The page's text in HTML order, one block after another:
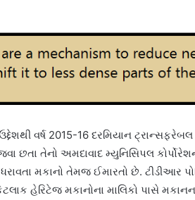
વર્ષ 2015-16 દરમિયાન
છતા તેનો અમદાવાદ મ્યુનિસિપલ
મકાનો તેમજ ઈમારતો છે. ટીડીઆર
હેરિટેજ મકાનોના માલિકો પાસે